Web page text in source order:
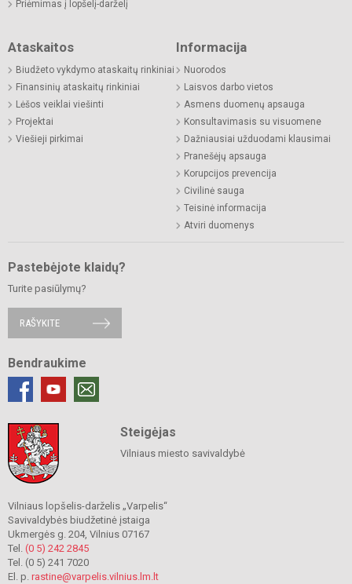
Priėmimas į lopšelį-darželį
Ataskaitos
Biudžeto vykdymo ataskaitų rinkiniai
Finansinių ataskaitų rinkiniai
Lėšos veiklai viešinti
Projektai
Viešieji pirkimai
Informacija
Nuorodos
Laisvos darbo vietos
Asmens duomenų apsauga
Konsultavimasis su visuomene
Dažniausiai užduodami klausimai
Pranešėjų apsauga
Korupcijos prevencija
Civilinė sauga
Teisinė informacija
Atviri duomenys
Pastebėjote klaidų?
Turite pasiūlymų?
RAŠYKITE
Bendraukime
Steigėjas
Vilniaus miesto savivaldybė
Vilniaus lopšelis-darželis „Varpelis“
Savivaldybės biudžetinė įstaiga
Ukmergės g. 204, Vilnius 07167
Tel. (0 5) 242 2845
Tel. (0 5) 241 7020
El. p. rastine@varpelis.vilnius.lm.lt